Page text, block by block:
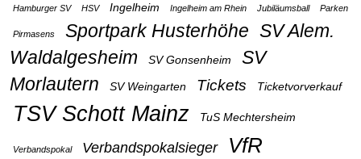
Hamburger SV HSV Ingelheim Ingelheim am Rhein Jubiläumsball Parken
Pirmasens Sportpark Husterhöhe SV Alem.
Waldalgesheim
SV Gonsenheim
SV
Morlautern
SV Weingarten Tickets Ticketvorverkauf
TSV Schott Mainz TuS Mechtersheim
Verbandspokal Verbandspokalsieger
VfR